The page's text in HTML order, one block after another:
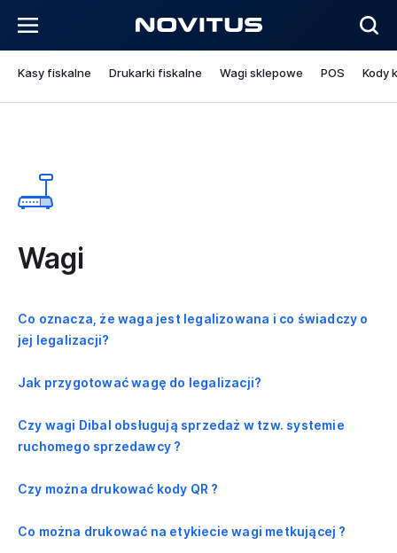
Kasy fiskalne Drukarki fiskalne Wagi sklepowe POS Kody
Wagi
Co oznacza, że waga jest legalizowana i co świadczy o
jej legalizacji?
Jak przygotować wagę do legalizacji?
Czy wagi Dibal obsługują sprzedaż w tzw. systemie
ruchomego sprzedawcy ?
Czy można drukować kody QR ?
Co można drukować na etykiecie wagi metkującej ?